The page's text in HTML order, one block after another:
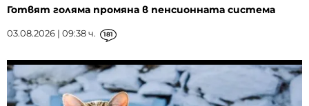
Готвят голяма промяна в пенсионната система
03.08.2026 | 09:38 ч. 181